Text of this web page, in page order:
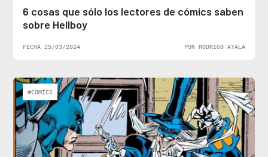
6 cosas que sólo los lectores de cómics saben
sobre Hellboy
FECHA 25/03/2024 POR RODRIGO AYALA
#CÓMICS